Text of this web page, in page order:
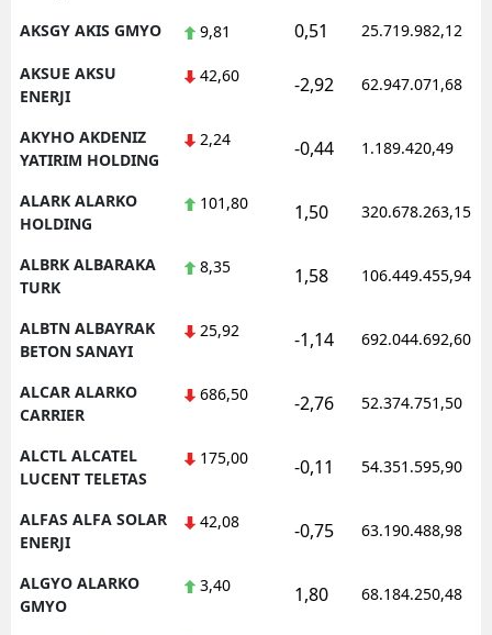
AKSGY AKIS GMYO 9,81 0,51 25.719.982,12
AKSUE AKSU
ENERJI
42,60 -2,92 62.947.071,68
AKYHO AKDENIZ
YATIRIM HOLDING
2,24 -0,44 1.189.420,49
ALARK ALARKO
HOLDING
101,80 1,50 320.678.263,15
ALBRK ALBARAKA
TURK
8,35 1,58 106.449.455,94
ALBTN ALBAYRAK
BETON SANAYI
25,92 -1,14 692.044.692,60
ALCAR ALARKO
CARRIER
686,50 -2,76 52.374.751,50
ALCTL ALCATEL
LUCENT TELETAS
175,00 -0,11 54.351.595,90
ALFAS ALFA SOLAR
ENERJI
42,08 -0,75 63.190.488,98
ALGYO ALARKO
GMYO
3,40 1,80 68.184.250,48